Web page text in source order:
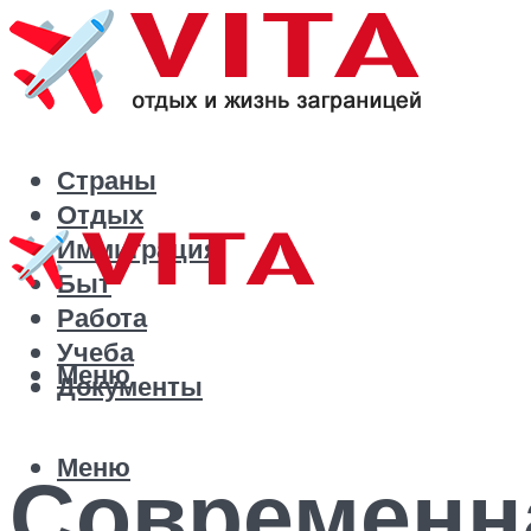
Страны
Отдых
Иммиграция
Быт
Работа
Учеба
Документы
Меню
Меню